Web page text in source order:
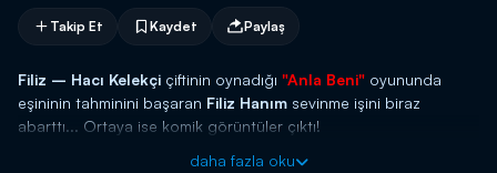
Takip Et Kaydet Paylaş
Filiz – Hacı Kelekçi çiftinin oynadığı "Anla Beni" oyununda
eşininin tahminini başaran Filiz Hanım sevinme işini biraz
abarttı... Ortaya ise komik görüntüler çıktı!
daha fazla oku